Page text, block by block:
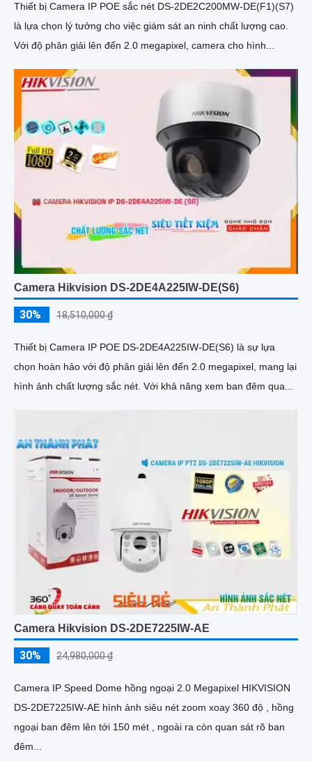
Thiết bị Camera IP POE sắc nét DS-2DE2C200MW-DE(F1)(S7)
là lựa chọn lý tưởng cho việc giám sát an ninh chất lượng cao.
Với độ phân giải lên đến 2.0 megapixel, camera cho hình...
Camera Hikvision DS-2DE4A225IW-DE(S6)
30% 18,510,000 ₫
Thiết bị Camera IP POE DS-2DE4A225IW-DE(S6) là sự lựa
chọn hoàn hảo với độ phân giải lên đến 2.0 megapixel, mang lại
hình ảnh chất lượng sắc nét. Với khả năng xem ban đêm qua...
Camera Hikvision DS-2DE7225IW-AE
30% 24,980,000 ₫
Camera IP Speed Dome hồng ngoại 2.0 Megapixel HIKVISION
DS-2DE7225IW-AE hình ảnh siêu nét zoom xoay 360 độ , hồng
ngoại ban đêm lên tới 150 mét , ngoài ra còn quan sát rõ ban
đêm...